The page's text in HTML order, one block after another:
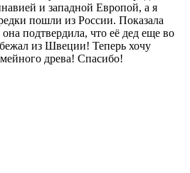
и западной Европой, а я
пошли из России. Показала
подтвердила, что её дед еще во
из Швеции! Теперь хочу
древа! Спасибо!